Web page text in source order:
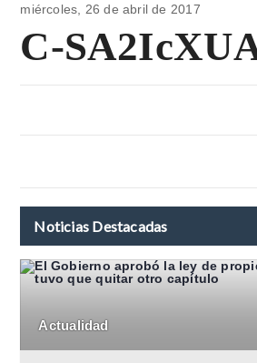
miércoles, 26 de abril de 2017
C-
Noticias Destacadas
Actualidad